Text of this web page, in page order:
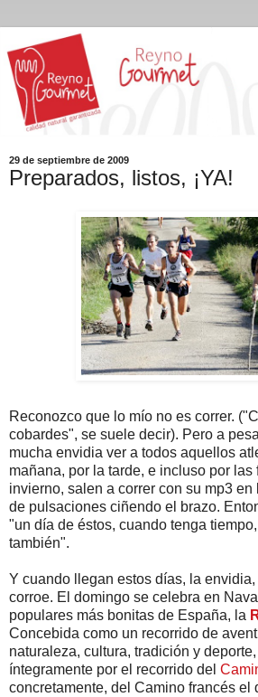
29 de septiembre de 2009
Preparados, listos, ¡YA!
Reconozco que lo mío no es correr.
cobardes", se suele decir). Pero a
mucha envidia ver a todos aquellos
mañana, por la tarde, e incluso por las
invierno, salen a correr con su mp3
de pulsaciones ciñendo el brazo.
"un día de éstos, cuando tenga
también".
Y cuando llegan estos días, la
corroe. El domingo se celebra en
populares más bonitas de España, la
Concebida como un recorrido de
naturaleza, cultura, tradición y
íntegramente por el recorrido del
concretamente, del Camino francés el